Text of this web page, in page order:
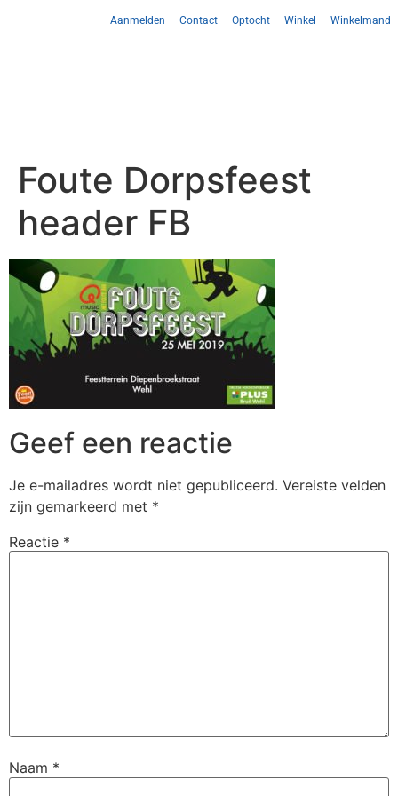
Aanmelden Contact Optocht Winkel Winkelmand
Foute Dorpsfeest
header FB
Geef een reactie
Je e-mailadres wordt niet gepubliceerd. Vereiste velden
zijn gemarkeerd met *
Reactie *
Naam *